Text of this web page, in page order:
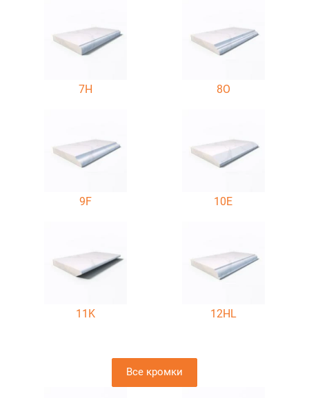
7H 8O
9F 10E
11K 12HL
Все кромки